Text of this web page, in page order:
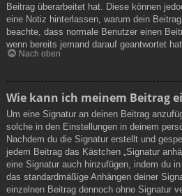
Beitrag überarbeitet hat. Diese können
eine Notiz hinterlassen, warum dein
beachte, dass normale Benutzer einen
wenn bereits jemand darauf geantwortet hat.
Nach oben
Wie kann ich meinem Beitrag
Um eine Signatur an deinen Beitrag
solche in den Einstellungen in deinem
Nachdem du die Signatur erstellt und
jedem Beitrag das Kästchen „Signatur
eine Signatur auch hinzufügen, indem du
das standardmäßige Anhängen deiner
einzelnen Beitrag dennoch ohne Signatur